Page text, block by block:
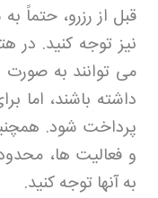
قبل از رزرو، حتماً
می توانند به صورت
داشته باشند، اما
پرداخت شود.
و فعالیت ها،
به آنها توجه کنید.